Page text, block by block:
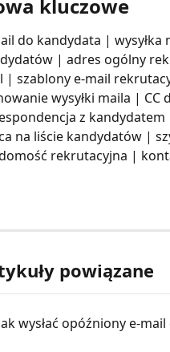
kluczowe
do kandydata |
| adres ogólny
| szablony e-mail
wysyłki maila |
z
na liście kandydatów |
rekrutacyjna |
powiązane
wysłać opóźniony e-